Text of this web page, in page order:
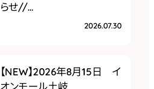
らせ//…
2026.07.30
【NEW】2026年8月15日 イ
オンモール土岐